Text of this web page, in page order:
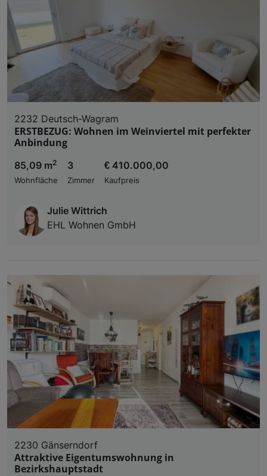
2232 Deutsch-Wagram
ERSTBEZUG: Wohnen im Weinviertel mit perfekter
Anbindung
85,09 m2
Wohnfläche
3
Zimmer
€ 410.000,00
Kaufpreis
Julie Wittrich
EHL Wohnen GmbH
2230 Gänserndorf
Attraktive Eigentumswohnung in
Bezirkshauptstadt